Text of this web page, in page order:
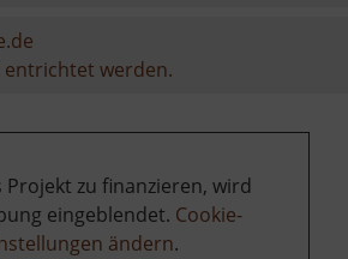
werden.
Projekt zu finanzieren, wird
eingeblendet. Cookie-
ändern.